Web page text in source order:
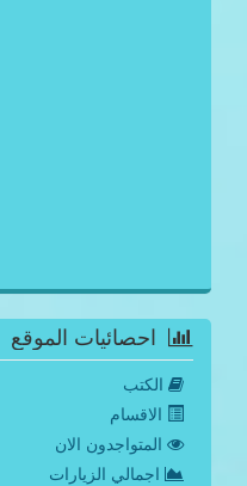
احصائيات الموقع
الكتب
الاقسام
المتواجدون الان
اجمالي الزيارات